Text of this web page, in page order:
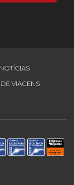
NOTÍCIAS
VIAGENS